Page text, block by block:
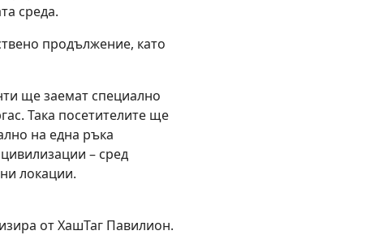
среда.
продължение, като
ще заемат специално
Така посетителите ще
на една ръка
– сред
локации.
от ХашТаг Павилион.